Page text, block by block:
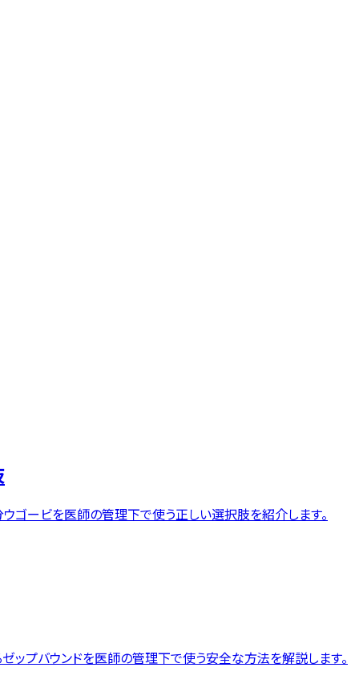
ゴービを医師の管理下で使う正しい選択肢を紹介します。
ップバウンドを医師の管理下で使う安全な方法を解説します。